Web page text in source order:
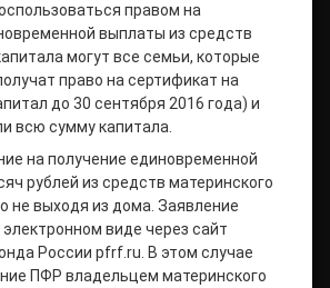
правом на
выплаты из средств
могут все семьи, которые
право на сертификат на
до 30 сентября 2016 года) и
всю сумму капитала.
на получение единовременной
рублей из средств материнского
не выходя из дома. Заявление
виде через сайт
России pfrf.ru. В этом случае
ПФР владельцем материнского